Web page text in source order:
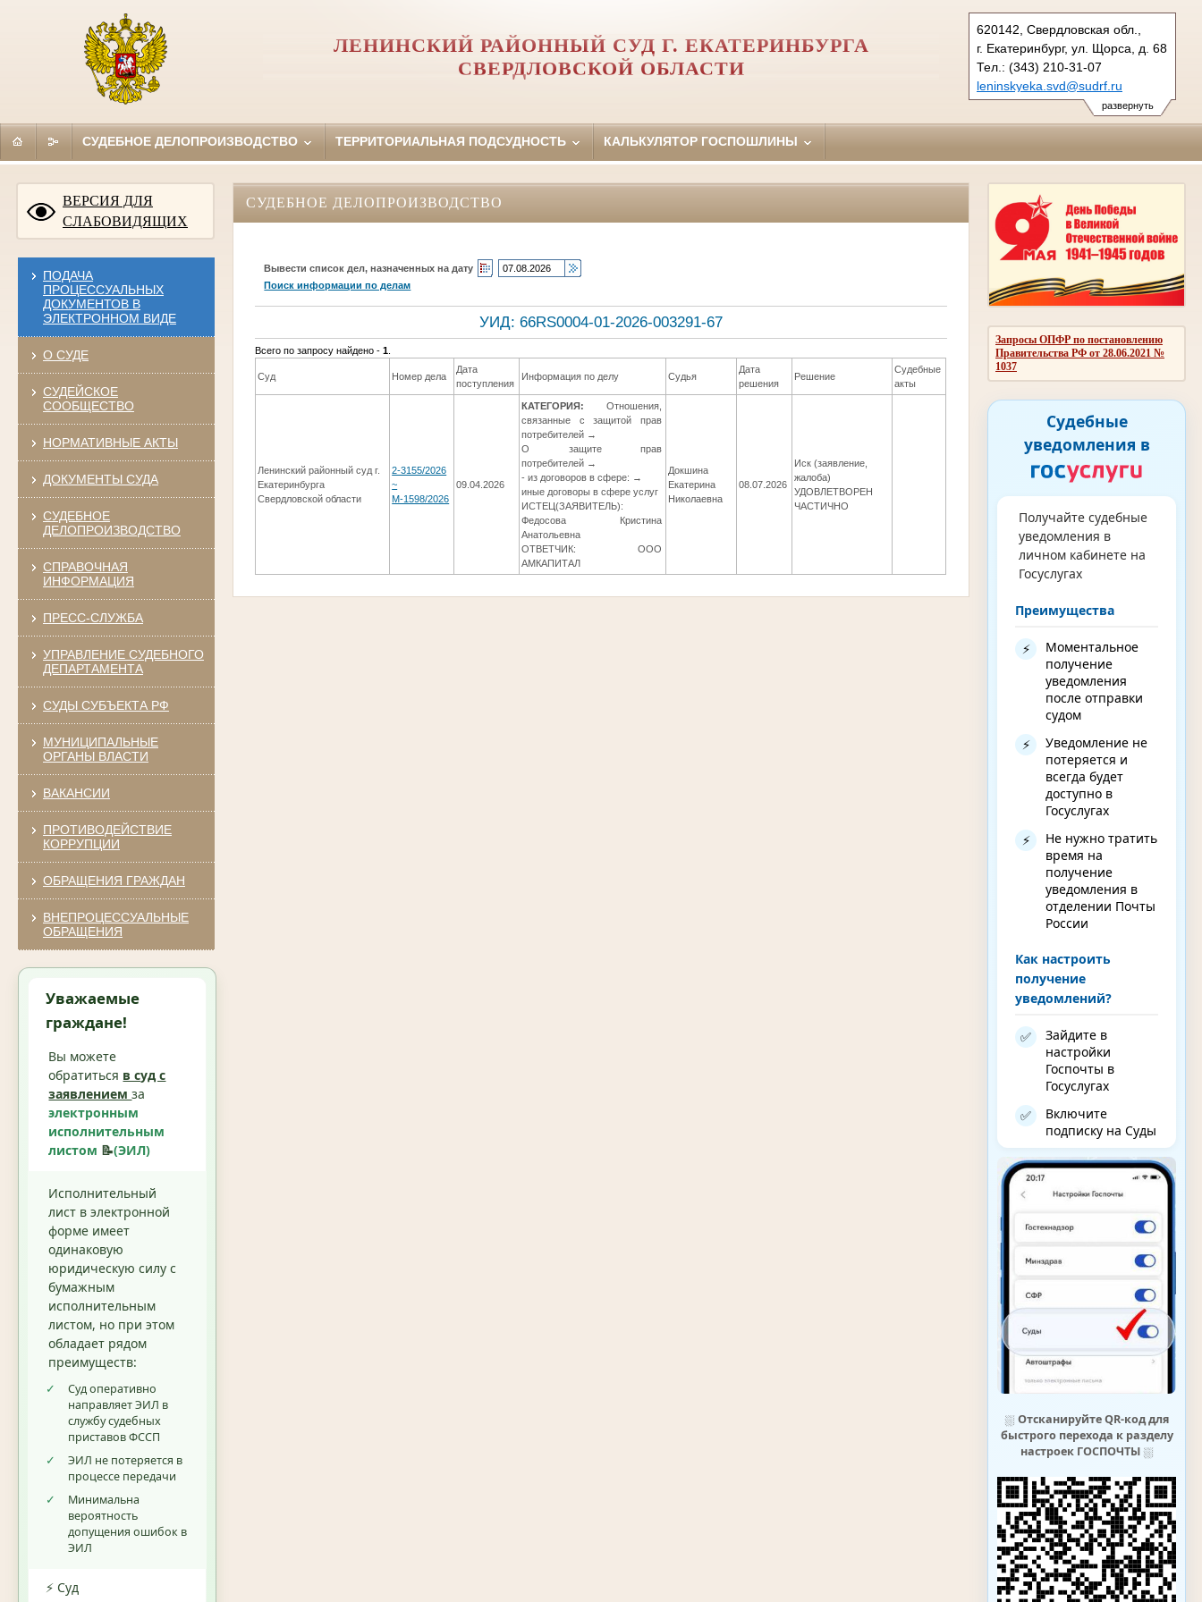
развернуть
620142, Свердловская обл.,
г. Екатеринбург, ул. Щорса, д. 68
Тел.: (343) 210-31-07
leninskyeka.svd@sudrf.ru
ЛЕНИНСКИЙ РАЙОННЫЙ СУД Г. ЕКАТЕРИНБУРГА
СВЕРДЛОВСКОЙ ОБЛАСТИ
СУДЕБНОЕ ДЕЛОПРОИЗВОДСТВО ТЕРРИТОРИАЛЬНАЯ ПОДСУДНОСТЬ КАЛЬКУЛЯТОР ГОСПОШЛИНЫ
ВЕРСИЯ ДЛЯ
СЛАБОВИДЯЩИХ
ПОДАЧА
ПРОЦЕССУАЛЬНЫХ
ДОКУМЕНТОВ В
ЭЛЕКТРОННОМ ВИДЕ
О СУДЕ
СУДЕЙСКОЕ
СООБЩЕСТВО
НОРМАТИВНЫЕ АКТЫ
ДОКУМЕНТЫ СУДА
СУДЕБНОЕ
ДЕЛОПРОИЗВОДСТВО
СПРАВОЧНАЯ
ИНФОРМАЦИЯ
ПРЕСС-СЛУЖБА
УПРАВЛЕНИЕ СУДЕБНОГО
ДЕПАРТАМЕНТА
СУДЫ СУБЪЕКТА РФ
МУНИЦИПАЛЬНЫЕ
ОРГАНЫ ВЛАСТИ
ВАКАНСИИ
ПРОТИВОДЕЙСТВИЕ
КОРРУПЦИИ
ОБРАЩЕНИЯ ГРАЖДАН
ВНЕПРОЦЕССУАЛЬНЫЕ
ОБРАЩЕНИЯ
Уважаемые
граждане!
Вы можете
обратиться в суд с
заявлениемза
электронным
исполнительным
листом 📝(ЭИЛ)
Исполнительный
лист в электронной
форме имеет
одинаковую
юридическую силу с
бумажным
исполнительным
листом, но при этом
обладает рядом
преимуществ:
✓
Суд оперативно
направляет ЭИЛ в
службу судебных
приставов ФССП
✓
ЭИЛ не потеряется в
процессе передачи
✓
Минимальна
вероятность
допущения ошибок в
ЭИЛ
⚡ Суд
Запросы ОПФР по постановлению
Правительства РФ от 28.06.2021 №
1037
Судебные
уведомления в
Получайте судебные
уведомления в
личном кабинете на
Госуслугах
Преимущества
⚡
Моментальное
получение
уведомления
после отправки
судом
⚡
Уведомление не
потеряется и
всегда будет
доступно в
Госуслугах
⚡
Не нужно тратить
время на
получение
уведомления в
отделении Почты
России
Как настроить
получение
уведомлений?
✅
Зайдите в
настройки
Госпочты в
Госуслугах
✅
Включите
подписку на Суды
⛆ Отсканируйте QR-код для
быстрого перехода к разделу
настроек ГОСПОЧТЫ⛆
СУДЕБНОЕ ДЕЛОПРОИЗВОДСТВО
Вывести список дел, назначенных на дату
Поиск информации по делам
УИД: 66RS0004-01-2026-003291-67
Всего по запросу найдено -1
Суд Номер дела
Дата
поступления
Информация по делу Судья
Дата
решения
Решение
Судебные
акты
Ленинский районный суд г.
Екатеринбурга
Свердловской области
2-3155/2026
~
М-1598/2026
09.04.2026
КАТЕГОРИЯ: Отношения,
связанные с защитой прав
потребителей →
О защите прав
потребителей →
- из договоров в сфере: →
иные договоры в сфере услуг
ИСТЕЦ(ЗАЯВИТЕЛЬ):
Федосова Кристина
Анатольевна
ОТВЕТЧИК: ООО
АМКАПИТАЛ
Докшина
Екатерина
Николаевна
08.07.2026
Иск (заявление,
жалоба)
УДОВЛЕТВОРЕН
ЧАСТИЧНО